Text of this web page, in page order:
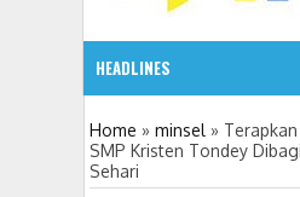
HEADLINES
08:03 AM
ADVETORIAL JONRU
Home » minsel »
SMP Kristen Tondey
Sehari